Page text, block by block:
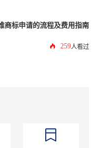
商标申请的流程及费用指南
259人看过